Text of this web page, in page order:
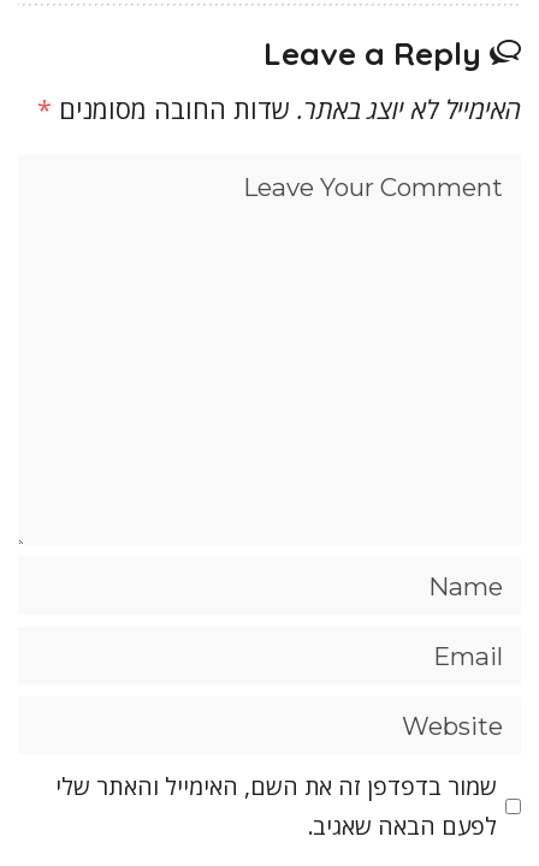
Leave a Reply
האימייל לא יוצג באתר. שדות החובה מסומנים *
שמור בדפדפן זה את השם, האימייל והאתר שלי
לפעם הבאה שאגיב.